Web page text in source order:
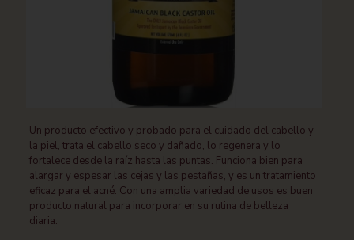
Un producto efectivo y probado para el cuidado del cabello y
la piel, trata el cabello seco y dañado, lo regenera y lo
fortalece desde la raíz hasta las puntas. Funciona bien para
alargar y espesar las cejas y las pestañas, y es un tratamiento
eficaz para el acné. Con una amplia variedad de usos es buen
producto natural para incorporar en su rutina de belleza
diaria.